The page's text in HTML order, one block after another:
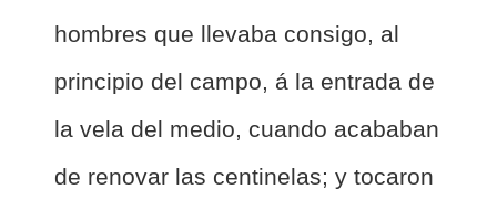
hombres que llevaba consigo, al
principio del campo, á la entrada de
la vela del medio, cuando acababan
de renovar las centinelas; y tocaron